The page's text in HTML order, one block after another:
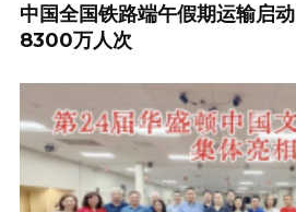
中国全国铁路端午假期运输启
8300万人次